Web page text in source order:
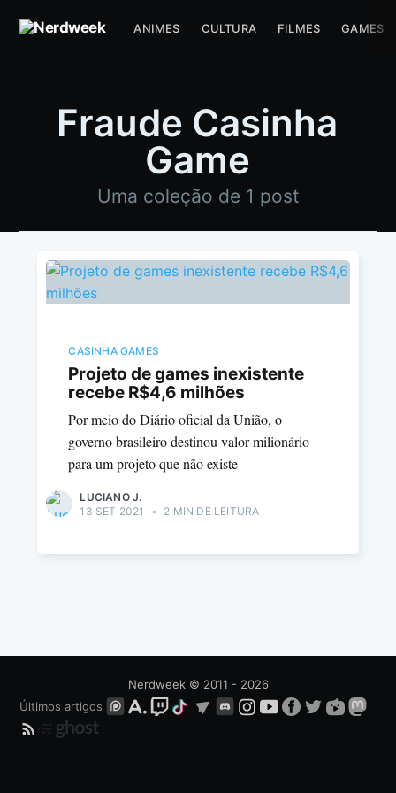
ANIMES CULTURA FILMES GAMES
Fraude Casinha
Game
Uma coleção de 1 post
CASINHA GAMES
Projeto de games inexistente
recebe R$4,6 milhões
Por meio do Diário oficial da União, o
governo brasileiro destinou valor milionário
para um projeto que não existe
LUCIANO J.
13 SET 2021
• 2 MIN DE LEITURA
Nerdweek© 2011 - 2026
Últimos artigos